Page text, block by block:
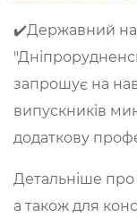
✔️Державний
запрошує на
випускників
додаткову
Детальніше
а також для